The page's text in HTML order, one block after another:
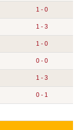
1 - 0
1 - 3
1 - 0
0 - 0
1 - 3
0 - 1